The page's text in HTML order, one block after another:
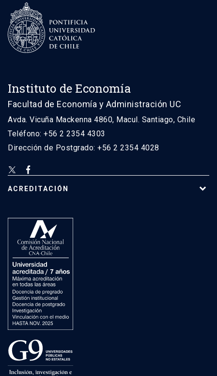
Instituto de Economía
Facultad de Economía y Administración UC
Avda. Vicuña Mackenna 4860, Macul. Santiago, Chile
Teléfono: +56 2 2354 4303
Dirección de Postgrado: +56 2 2354 4028
ACREDITACIÓN